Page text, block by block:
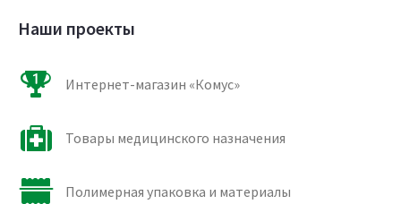
Наши проекты
Интернет-магазин «Комус»
Товары медицинского назначения
Полимерная упаковка и материалы